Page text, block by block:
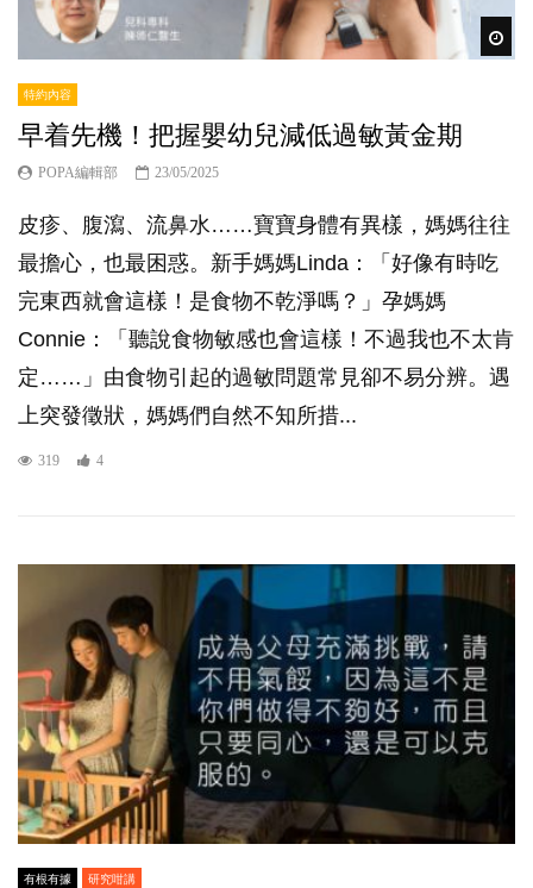
特約內容
早着先機！把握嬰幼兒減低過敏黃金期
POPA編輯部 23/05/2025
皮疹、腹瀉、流鼻水……寶寶身體有異樣，媽媽往往
最擔心，也最困惑。新手媽媽Linda：「好像有時吃
完東西就會這樣！是食物不乾淨嗎？」孕媽媽
Connie：「聽說食物敏感也會這樣！不過我也不太肯
定……」由食物引起的過敏問題常見卻不易分辨。遇
上突發徵狀，媽媽們自然不知所措...
319 4
有根有據 研究咁講